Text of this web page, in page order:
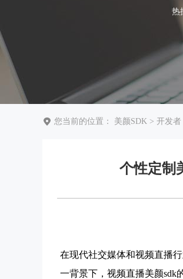
热
您当前的位置： 美颜SDK > 开发者
个性定制
在现代社交媒体和视频直播
一背景下，视频直播美颜sdk